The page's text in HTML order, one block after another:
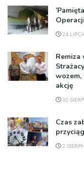
24
wozem,
akcję
10
Czas
2